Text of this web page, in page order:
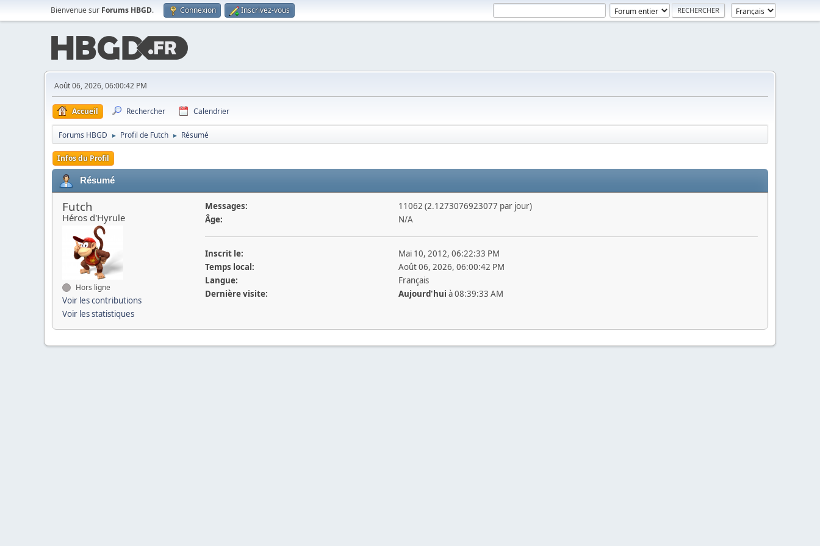
Bienvenue sur Forums HBGD. Connexion Inscrivez-vous
Août 06, 2026, 06:00:42 PM
Accueil Rechercher Calendrier
Forums HBGD ► Profil de Futch ► Résumé
Infos du Profil
Résumé
Futch
Héros d'Hyrule
Hors ligne
Voir les contributions
Voir les statistiques
Messages:
11062 (2.1273076923077 par jour)
Âge:
N/A
Inscrit le:
Mai 10, 2012, 06:22:33 PM
Temps local:
Août 06, 2026, 06:00:42 PM
Langue:
Français
Dernière visite:
Aujourd'hui à 08:39:33 AM